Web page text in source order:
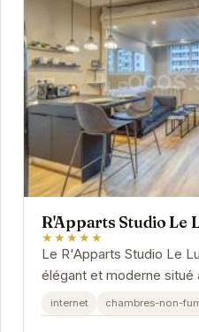
R'Apparts Studio Le
★★★★★
Le R'Apparts Studio Le
élégant et moderne
offre un hébergement
internet chambres-non-